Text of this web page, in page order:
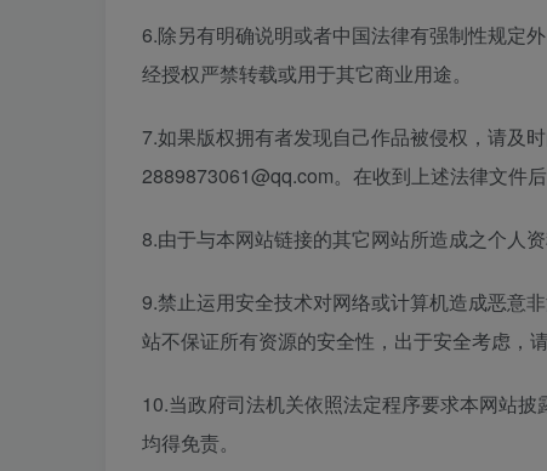
6.除另有明确说明或者中国法律有强制性规定
经授权严禁转载或用于其它商业用途。
7.如果版权拥有者发现自己作品被侵权，请及
2889873061@qq.com。在收到上述法律文件
8.由于与本网站链接的其它网站所造成之个人
9.禁止运用安全技术对网络或计算机造成恶意
站不保证所有资源的安全性，出于安全考虑，
10.当政府司法机关依照法定程序要求本网站
均得免责。